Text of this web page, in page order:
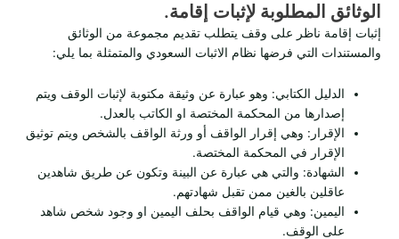
الوثائق المطلوبة لإثبات إقامة.
إثبات إقامة ناظر على وقف يتطلب تقديم مجموعة من الوثائق
والمستندات التي فرضها نظام الاثبات السعودي والمتمثلة بما يلي:
الدليل الكتابي: وهو عبارة عن وثيقة مكتوبة لإثبات الوقف ويتم
إصدارها من المحكمة المختصة او الكاتب بالعدل.
الإقرار: وهي إقرار الواقف أو ورثة الواقف بالشخص ويتم توثيق
الإقرار في المحكمة المختصة.
الشهادة: والتي هي عبارة عن البينة وتكون عن طريق شاهدين
عاقلين بالغين ممن تقبل شهادتهم.
اليمين: وهي قيام الواقف بحلف اليمين او وجود شخص شاهد
على الوقف.